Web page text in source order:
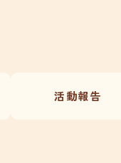
活動報告